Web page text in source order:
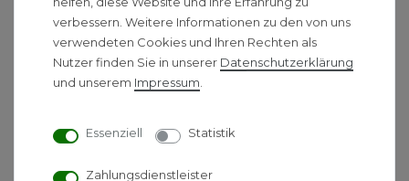
1 O-Ring Ø 132 x 4
1 Siliconfett 10 Gramm-Tube
1 Filtereinsatz Ölfilter TOB 5-20μm
1 Dichtung Luftdüse TOB
1 Zündelektroden-Set TOB
verbessern. Weitere Informationen zu den von uns
verwendeten Cookies und Ihren Rechten als
Nutzer finden Sie in unserer Daten­schutz­erklärung
und unserem Impressum
Essenziell Statistik
Zahlungsdienstleister